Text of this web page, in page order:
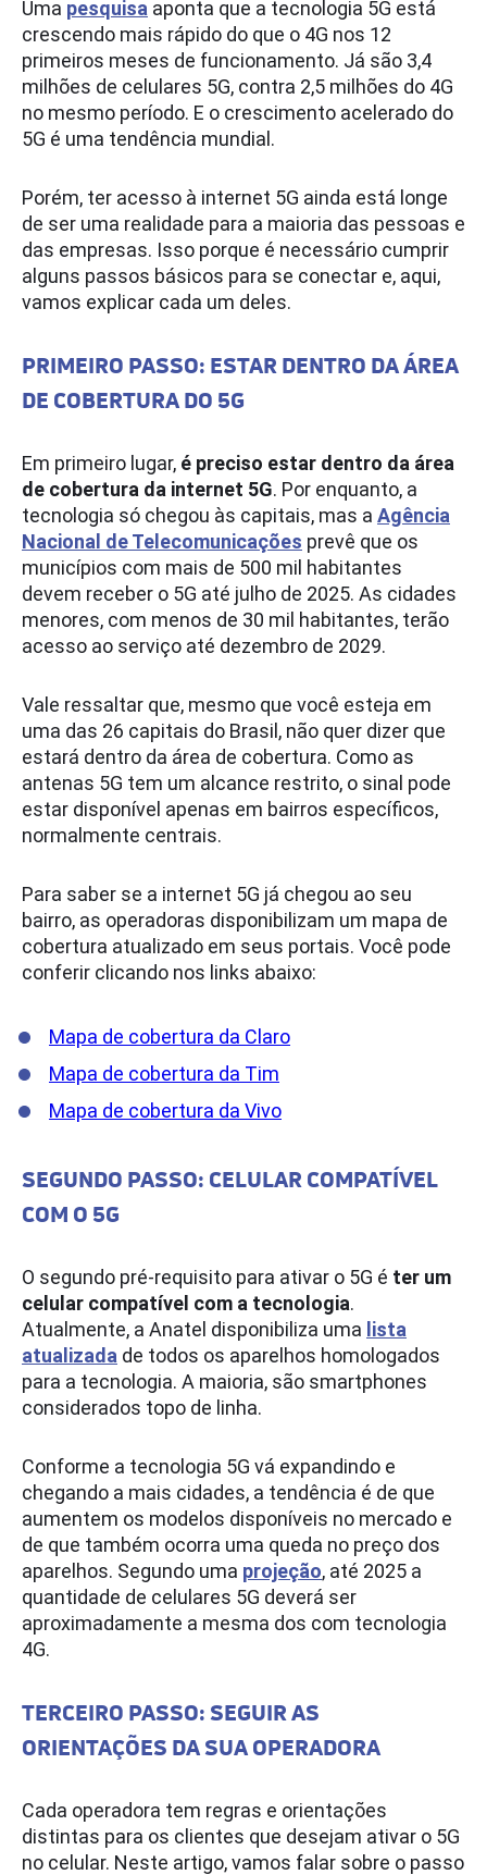
Uma pesquisa aponta que a tecnologia 5G está
crescendo mais rápido do que o 4G nos 12
primeiros meses de funcionamento. Já são 3,4
milhões de celulares 5G, contra 2,5 milhões do 4G
no mesmo período. E o crescimento acelerado do
5G é uma tendência mundial.
Porém, ter acesso à internet 5G ainda está longe
de ser uma realidade para a maioria das pessoas e
das empresas. Isso porque é necessário cumprir
alguns passos básicos para se conectar e, aqui,
vamos explicar cada um deles.
PRIMEIRO PASSO: ESTAR DENTRO DA ÁREA
DE COBERTURA DO 5G
Em primeiro lugar, é preciso estar dentro da área
de cobertura da internet 5G. Por enquanto, a
tecnologia só chegou às capitais, mas a Agência
Nacional de Telecomunicações prevê que os
municípios com mais de 500 mil habitantes
devem receber o 5G até julho de 2025. As cidades
menores, com menos de 30 mil habitantes, terão
acesso ao serviço até dezembro de 2029.
Vale ressaltar que, mesmo que você esteja em
uma das 26 capitais do Brasil, não quer dizer que
estará dentro da área de cobertura. Como as
antenas 5G tem um alcance restrito, o sinal pode
estar disponível apenas em bairros específicos,
normalmente centrais.
Para saber se a internet 5G já chegou ao seu
bairro, as operadoras disponibilizam um mapa de
cobertura atualizado em seus portais. Você pode
conferir clicando nos links abaixo:
Mapa de cobertura da Claro
Mapa de cobertura da Tim
Mapa de cobertura da Vivo
SEGUNDO PASSO: CELULAR COMPATÍVEL
COM O 5G
O segundo pré-requisito para ativar o 5G é ter um
celular compatível com a tecnologia.
Atualmente, a Anatel disponibiliza uma lista
atualizada de todos os aparelhos homologados
para a tecnologia. A maioria, são smartphones
considerados topo de linha.
Conforme a tecnologia 5G vá expandindo e
chegando a mais cidades, a tendência é de que
aumentem os modelos disponíveis no mercado e
de que também ocorra uma queda no preço dos
aparelhos. Segundo uma projeção, até 2025 a
quantidade de celulares 5G deverá ser
aproximadamente a mesma dos com tecnologia
4G.
TERCEIRO PASSO: SEGUIR AS
ORIENTAÇÕES DA SUA OPERADORA
Cada operadora tem regras e orientações
distintas para os clientes que desejam ativar o 5G
no celular. Neste artigo, vamos falar sobre o passo